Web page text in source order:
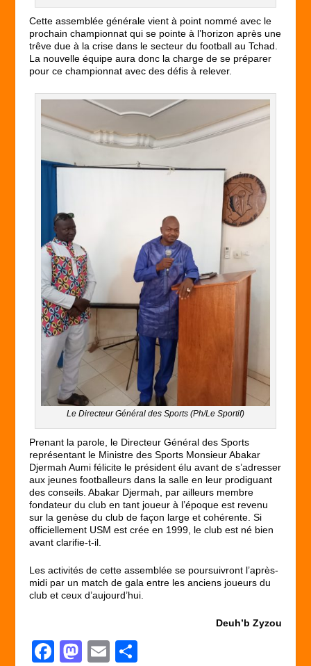
Cette assemblée générale vient à point nommé avec le
prochain championnat qui se pointe à l’horizon après une
trêve due à la crise dans le secteur du football au Tchad.
La nouvelle équipe aura donc la charge de se préparer
pour ce championnat avec des défis à relever.
Le Directeur Général des Sports (Ph/Le Sportif)
Prenant la parole, le Directeur Général des Sports
représentant le Ministre des Sports Monsieur Abakar
Djermah Aumi félicite le président élu avant de s’adresser
aux jeunes footballeurs dans la salle en leur prodiguant
des conseils. Abakar Djermah, par ailleurs membre
fondateur du club en tant joueur à l’époque est revenu
sur la genèse du club de façon large et cohérente. Si
officiellement USM est crée en 1999, le club est né bien
avant clarifie-t-il.
Les activités de cette assemblée se poursuivront l’après-
midi par un match de gala entre les anciens joueurs du
club et ceux d’aujourd’hui.
Deuh’b Zyzou
F
M
E